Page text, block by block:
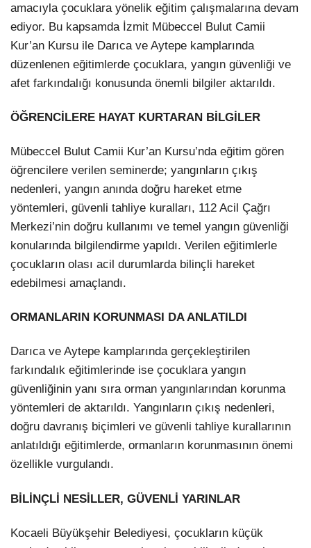
amacıyla çocuklara yönelik eğitim çalışmalarına devam
ediyor. Bu kapsamda İzmit Mübeccel Bulut Camii
Kur’an Kursu ile Darıca ve Aytepe kamplarında
düzenlenen eğitimlerde çocuklara, yangın güvenliği ve
afet farkındalığı konusunda önemli bilgiler aktarıldı.
ÖĞRENCİLERE HAYAT KURTARAN BİLGİLER
Mübeccel Bulut Camii Kur’an Kursu’nda eğitim gören
öğrencilere verilen seminerde; yangınların çıkış
nedenleri, yangın anında doğru hareket etme
yöntemleri, güvenli tahliye kuralları, 112 Acil Çağrı
Merkezi’nin doğru kullanımı ve temel yangın güvenliği
konularında bilgilendirme yapıldı. Verilen eğitimlerle
çocukların olası acil durumlarda bilinçli hareket
edebilmesi amaçlandı.
ORMANLARIN KORUNMASI DA ANLATILDI
Darıca ve Aytepe kamplarında gerçekleştirilen
farkındalık eğitimlerinde ise çocuklara yangın
güvenliğinin yanı sıra orman yangınlarından korunma
yöntemleri de aktarıldı. Yangınların çıkış nedenleri,
doğru davranış biçimleri ve güvenli tahliye kurallarının
anlatıldığı eğitimlerde, ormanların korunmasının önemi
özellikle vurgulandı.
BİLİNÇLİ NESİLLER, GÜVENLİ YARINLAR
Kocaeli Büyükşehir Belediyesi, çocukların küçük